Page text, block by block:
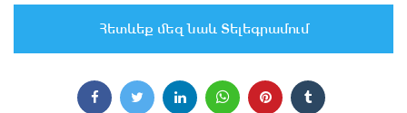
Հետևեք մեզ նաև Տելեգրամում